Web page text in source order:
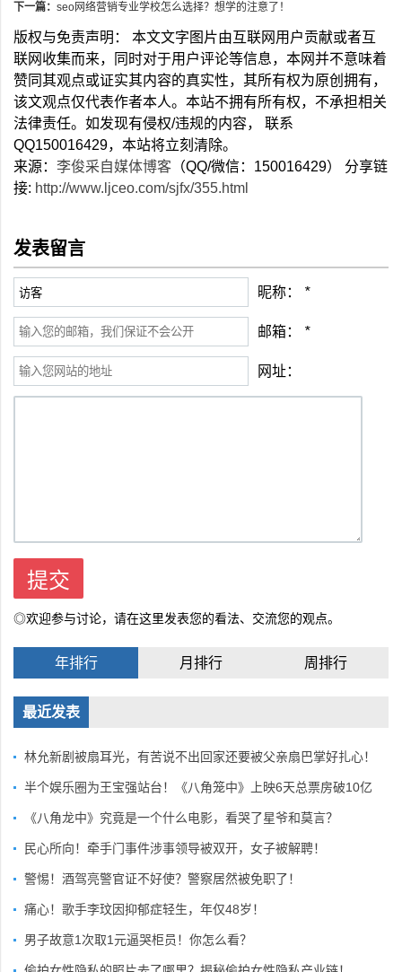
下一篇： seo网络营销专业学校怎么选择？想学的注意了！
版权与免责声明： 本文文字图片由互联网用户贡献或者互
联网收集而来，同时对于用户评论等信息，本网并不意味着
赞同其观点或证实其内容的真实性，其所有权为原创拥有，
该文观点仅代表作者本人。本站不拥有所有权，不承担相关
法律责任。如发现有侵权/违规的内容， 联系
QQ150016429，本站将立刻清除。
来源： 李俊采自媒体博客 （QQ/微信：150016429） 分享链
接: http://www.ljceo.com/sjfx/355.html
发表留言
昵称： *
邮箱： *
网址：
◎欢迎参与讨论，请在这里发表您的看法、交流您的观点。
年排行 月排行 周排行
最近发表
林允新剧被扇耳光，有苦说不出回家还要被父亲扇巴掌好扎心！
半个娱乐圈为王宝强站台！《八角笼中》上映6天总票房破10亿
《八角龙中》究竟是一个什么电影，看哭了星爷和莫言？
民心所向！牵手门事件涉事领导被双开，女子被解聘！
警惕！酒驾亮警官证不好使？警察居然被免职了！
痛心！歌手李玟因抑郁症轻生，年仅48岁！
男子故意1次取1元逼哭柜员！你怎么看？